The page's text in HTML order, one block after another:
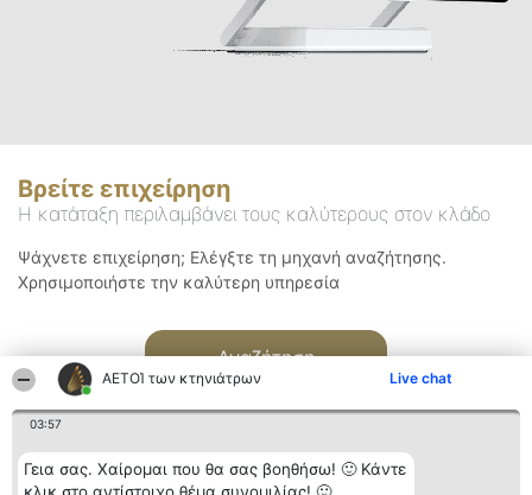
ΑΕΤΟΊ των κτηνιάτρων Live chat
03:57
Γεια σας. Χαίρομαι που θα σας βοηθήσω! 🙂 Κάντε
Βρείτε επιχείρηση
Η κατάταξη περιλαμβάνει τους καλύτερους στον κλάδο
Ψάχνετε επιχείρηση; Ελέγξτε τη μηχανή αναζήτησης.
Χρησιμοποιήστε την καλύτερη υπηρεσία
Αναζήτηση